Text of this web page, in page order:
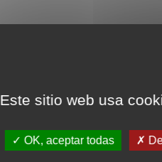
Este sitio web usa
OK, aceptar todas